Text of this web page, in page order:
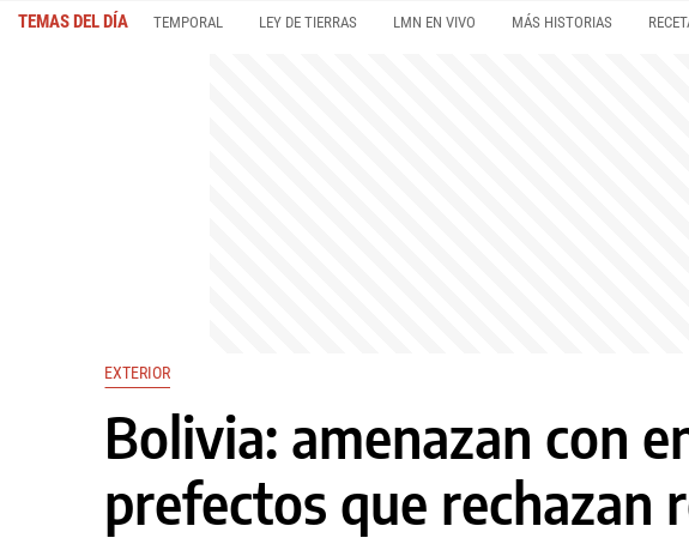
TEMAS DEL DÍA TEMPORAL LEY DE TIERRAS LMN EN VIVO MÁS HISTORIAS
EXTERIOR
Bolivia: amenazan con
prefectos que rechazan